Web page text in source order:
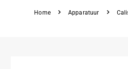
Home Apparatuur